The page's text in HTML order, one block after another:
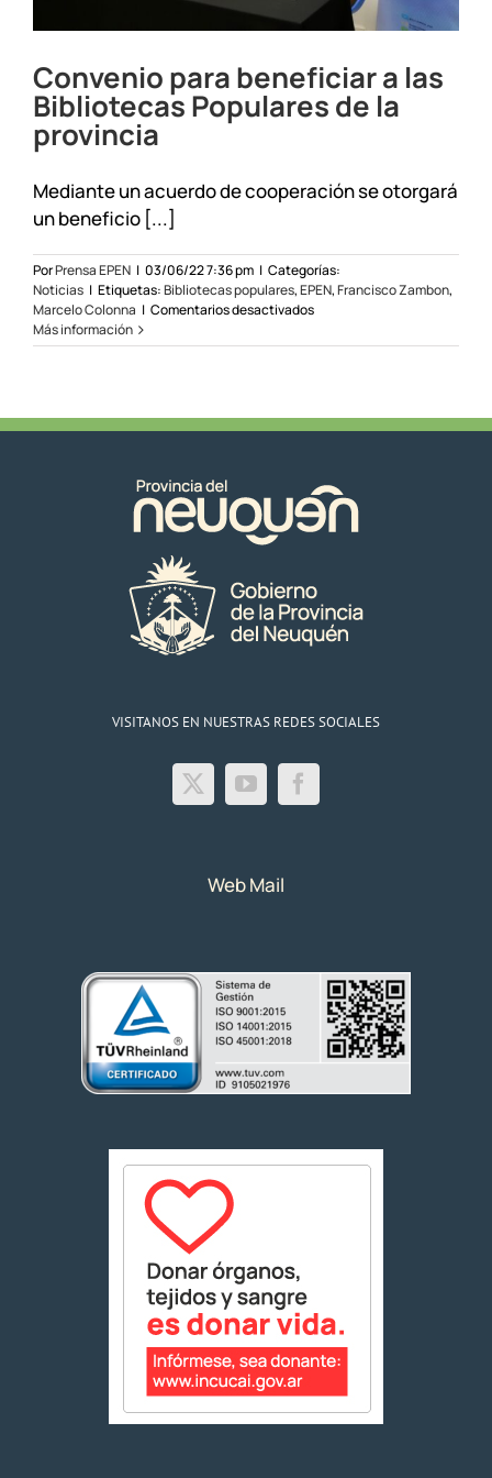
Convenio para beneficiar a las
Bibliotecas Populares de la
provincia
Mediante un acuerdo de cooperación se otorgará
un beneficio [...]
PorPrensa EPEN | 03/06/22 7:36 pm | Categorías:
Noticias | Etiquetas:Bibliotecas populares,EPEN,Francisco Zambon,
Marcelo Colonna | Comentarios desactivadosen
para
Bibliotecas
la
provincia
Más información
VISITANOS EN NUESTRAS REDES SOCIALES
Web Mail